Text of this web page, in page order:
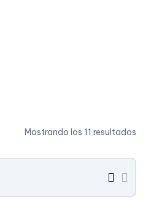
Mostrando los 11 resultados